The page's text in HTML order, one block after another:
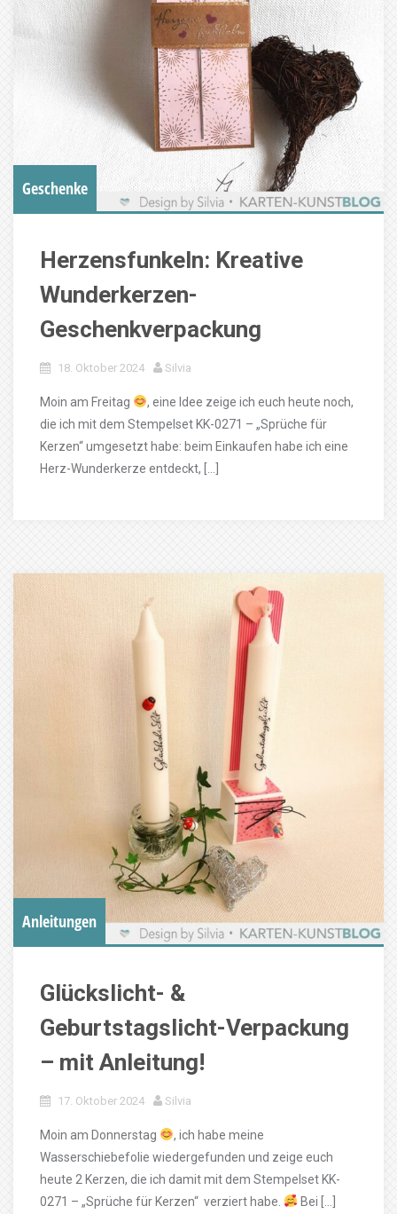
Geschenke
Herzensfunkeln: Kreative
Wunderkerzen-
Geschenkverpackung
18. Oktober 2024 Silvia
Moin am Freitag
, eine Idee zeige ich euch heute noch,
die ich mit dem Stempelset KK-0271 – „Sprüche für
Kerzen“ umgesetzt habe: beim Einkaufen habe ich eine
Herz-Wunderkerze entdeckt, […]
Anleitungen
Glückslicht- &
Geburtstagslicht-Verpackung
– mit Anleitung!
17. Oktober 2024 Silvia
Moin am Donnerstag
, ich habe meine
Wasserschiebefolie wiedergefunden und zeige euch
heute 2 Kerzen, die ich damit mit dem Stempelset KK-
0271 – „Sprüche für Kerzen“ verziert habe.
Bei […]